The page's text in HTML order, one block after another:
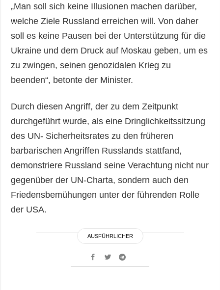
„Man soll sich keine Illusionen machen darüber,
welche Ziele Russland erreichen will. Von daher
soll es keine Pausen bei der Unterstützung für die
Ukraine und dem Druck auf Moskau geben, um es
zu zwingen, seinen genozidalen Krieg zu
beenden“, betonte der Minister.
Durch diesen Angriff, der zu dem Zeitpunkt
durchgeführt wurde, als eine Dringlichkeitssitzung
des UN- Sicherheitsrates zu den früheren
barbarischen Angriffen Russlands stattfand,
demonstriere Russland seine Verachtung nicht nur
gegenüber der UN-Charta, sondern auch den
Friedensbemühungen unter der führenden Rolle
der USA.
AUSFÜHRLICHER